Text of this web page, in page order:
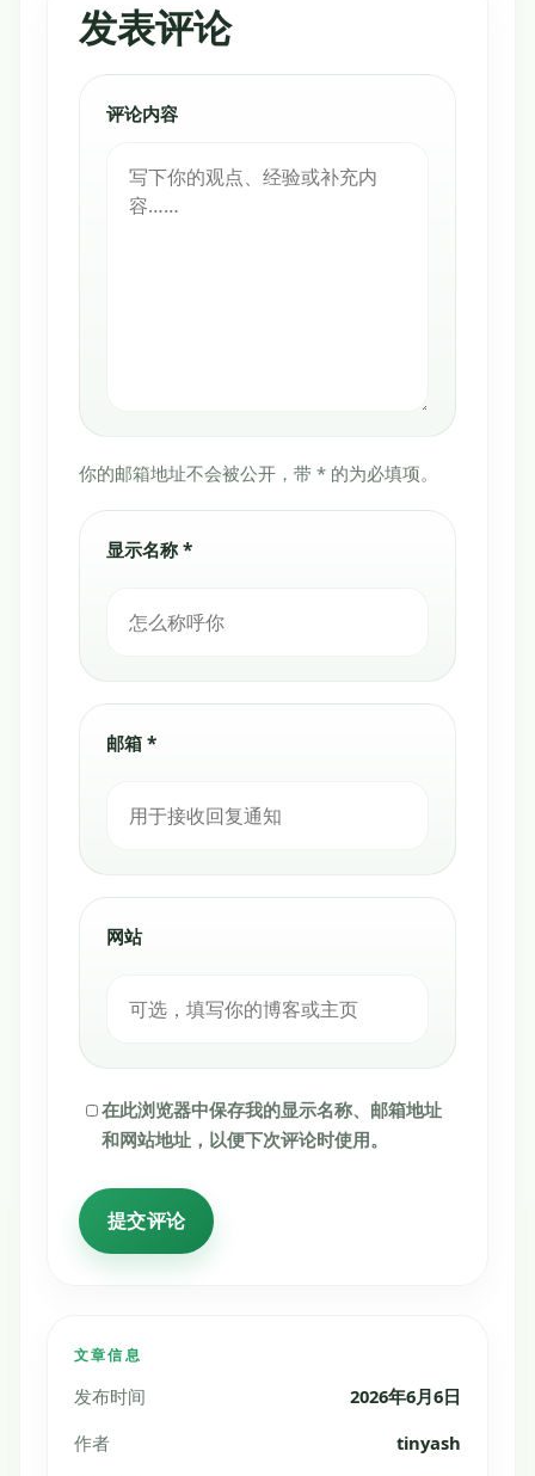
文章信息
发布时间
2026年6月6日
作者
tinyash
发表评论
你的邮箱地址不会被公开，带 * 的为必填项。
评论内容
显示名称 *
邮箱 *
网站
在此浏览器中保存我的显示名称、邮箱地址
和网站地址，以便下次评论时使用。